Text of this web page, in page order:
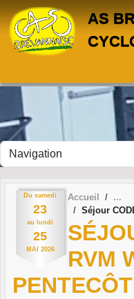
AS
Du samedi
23
au lundi
25
MAI 2026
Accueil
Séjour
RVM
Panneau de gestion des